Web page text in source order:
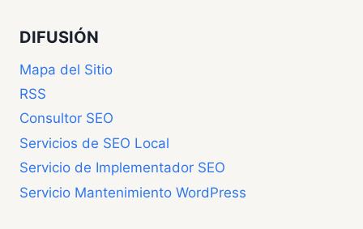
DIFUSIÓN
Mapa del Sitio
RSS
Consultor SEO
Servicios de SEO Local
Servicio de Implementador SEO
Servicio Mantenimiento WordPress